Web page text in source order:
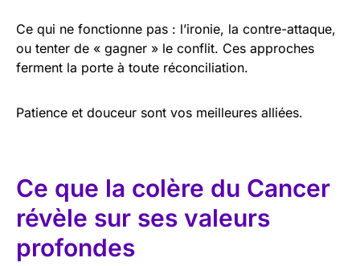
Ce qui ne fonctionne pas : l’ironie, la contre-attaque,
ou tenter de « gagner » le conflit. Ces approches
ferment la porte à toute réconciliation.
Patience et douceur sont vos meilleures alliées.
Ce que la colère du Cancer
révèle sur ses valeurs
profondes